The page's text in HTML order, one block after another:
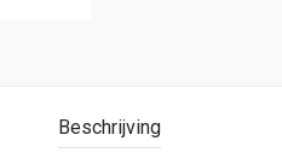
Beschrijving